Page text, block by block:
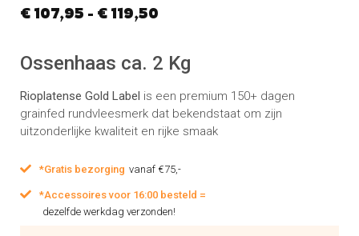
€ 107,95 - € 119,50
Ossenhaas ca. 2 Kg
Rioplatense Gold Label is een premium 150+ dagen
grainfed rundvleesmerk dat bekendstaat om zijn
uitzonderlijke kwaliteit en rijke smaak
*Gratis bezorging vanaf €75,-
*Accessoires voor 16:00 besteld =
dezelfde werkdag verzonden!